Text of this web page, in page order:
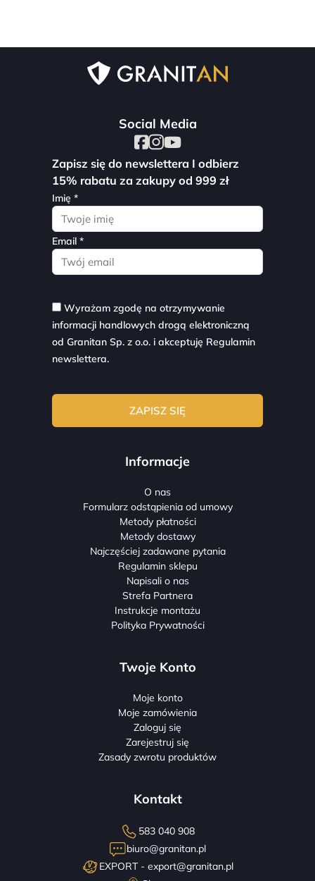
Social Media
Zapisz się do newslettera I odbierz
15% rabatu za zakupy od 999 zł
Imię *
Email *
Wyrażam zgodę na otrzymywanie
informacji handlowych drogą elektroniczną
od Granitan Sp. z o.o. i akceptuję Regulamin
newslettera.
Informacje
O nas
Formularz odstąpienia od umowy
Metody płatności
Metody dostawy
Najczęściej zadawane pytania
Regulamin sklepu
Napisali o nas
Strefa Partnera
Instrukcje montażu
Polityka Prywatności
Twoje Konto
Moje konto
Moje zamówienia
Zaloguj się
Zarejestruj się
Zasady zwrotu produktów
Kontakt
583 040 908
biuro@granitan.pl
EXPORT - export@granitan.pl